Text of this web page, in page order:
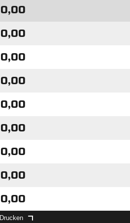
0,00
0,00
0,00
0,00
0,00
0,00
0,00
0,00
0,00
Drucken